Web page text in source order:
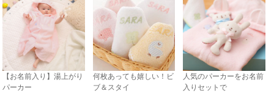
【お名前入り】湯上がり
パーカー
何枚あっても嬉しい！ビ
ブ＆スタイ
人気のパーカーをお名前
入りセットで